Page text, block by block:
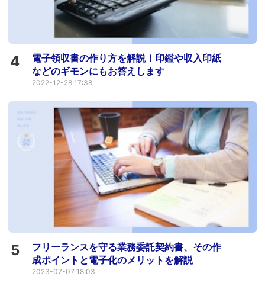
4
電子領収書の作り方を解説！印鑑や収入印紙
などのギモンにもお答えします
2022-12-28 17:38
5
フリーランスを守る業務委託契約書、その作
成ポイントと電子化のメリットを解説
2023-07-07 18:03